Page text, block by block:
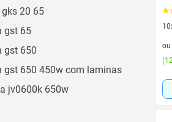
20 65
gst 65
gst 650
gst 650 450w com laminas
jv0600k 650w
ou
(